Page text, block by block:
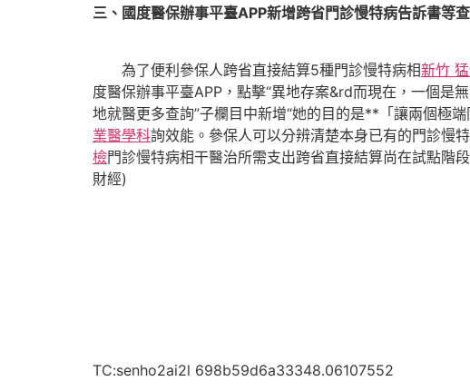
三、國度醫保辦事平臺APP新增跨省門診慢特病告訴書等
為了便利參保人跨省直接結算5種門診慢特病相新竹
度醫保辦事平臺APP，點擊“異地存案&rd而現在，一個是
地就醫更多查詢”子欄目中新增“她的目的是**「讓兩個極端
業醫學科詢效能。參保人可以分辨清楚本身已有的門診慢
檢門診慢特病相干醫治所需支出跨省直接結算尚在試點階
財經)
TC:senho2ai2l 698b59d6a33348.06107552